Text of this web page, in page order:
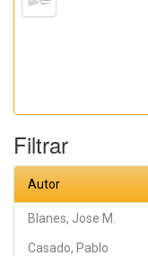
Filtrar
Autor
Blanes, Jose M.
Casado, Pablo